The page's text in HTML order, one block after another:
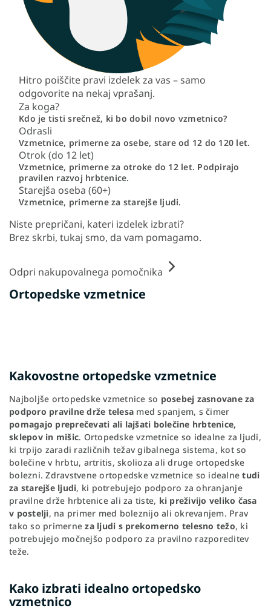
Ortopedske vzmetnice
Hitro poiščite pravi izdelek za vas – samo
odgovorite na nekaj vprašanj.
Za koga?
Kdo je tisti srečnež, ki bo dobil novo vzmetnico?
Odrasli
Vzmetnice, primerne za osebe, stare od 12 do 120 let.
Otrok (do 12 let)
Vzmetnice, primerne za otroke do 12 let. Podpirajo
pravilen razvoj hrbtenice.
Starejša oseba (60+)
Vzmetnice, primerne za starejše ljudi.
Niste prepričani, kateri izdelek izbrati?
Brez skrbi, tukaj smo, da vam pomagamo.
Odpri nakupovalnega pomočnika
Kakovostne ortopedske vzmetnice
Najboljše ortopedske vzmetnice so posebej zasnovane za
podporo pravilne drže telesa med spanjem, s čimer
pomagajo preprečevati ali lajšati bolečine hrbtenice,
sklepov in mišic. Ortopedske vzmetnice so idealne za ljudi,
ki trpijo zaradi različnih težav gibalnega sistema, kot so
bolečine v hrbtu, artritis, skolioza ali druge ortopedske
bolezni. Zdravstvene ortopedske vzmetnice so idealnetudi
za starejše ljudi, ki potrebujejo podporo za ohranjanje
pravilne drže hrbtenice ali za tiste, ki preživijo veliko časa
v postelji, na primer med boleznijo ali okrevanjem. Prav
tako so primerneza ljudi s prekomerno telesno težo, ki
potrebujejo močnejšo podporo za pravilno razporeditev
teže.
Kako izbrati idealno ortopedsko
vzmetnico